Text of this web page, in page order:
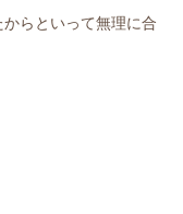
らといって無理に合